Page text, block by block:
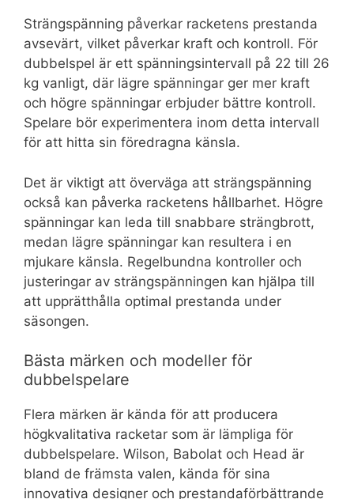
Strängspänning påverkar racketens prestanda
avsevärt, vilket påverkar kraft och kontroll. För
dubbelspel är ett spänningsintervall på 22 till 26
kg vanligt, där lägre spänningar ger mer kraft
och högre spänningar erbjuder bättre kontroll.
Spelare bör experimentera inom detta intervall
för att hitta sin föredragna känsla.
Det är viktigt att överväga att strängspänning
också kan påverka racketens hållbarhet. Högre
spänningar kan leda till snabbare strängbrott,
medan lägre spänningar kan resultera i en
mjukare känsla. Regelbundna kontroller och
justeringar av strängspänningen kan hjälpa till
att upprätthålla optimal prestanda under
säsongen.
Bästa märken och modeller för
dubbelspelare
Flera märken är kända för att producera
högkvalitativa racketar som är lämpliga för
dubbelspelare. Wilson, Babolat och Head är
bland de främsta valen, kända för sina
innovativa designer och prestandaförbättrande